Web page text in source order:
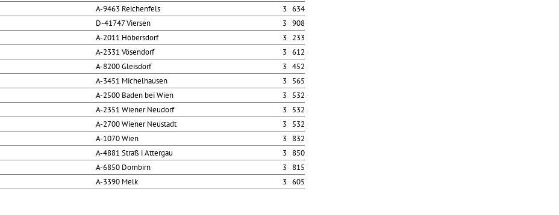
A-9463 Reichenfels
3 634
D-41747 Viersen
3 908
A-2011 Höbersdorf
3 233
A-2331 Vösendorf
3 612
A-8200 Gleisdorf
3 452
A-3451 Michelhausen
3 565
A-2500 Baden bei Wien
3 532
A-2351 Wiener Neudorf
3 532
A-2700 Wiener Neustadt
3 532
A-1070 Wien
3 832
A-4881 Straß i Attergau
3 850
A-6850 Dornbirn
3 815
A-3390 Melk 3 605